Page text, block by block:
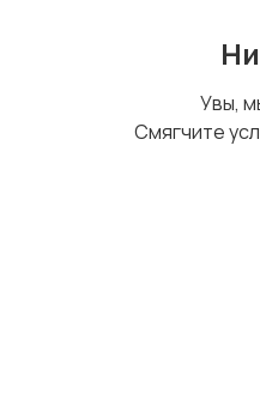
Увы,
Смягчите